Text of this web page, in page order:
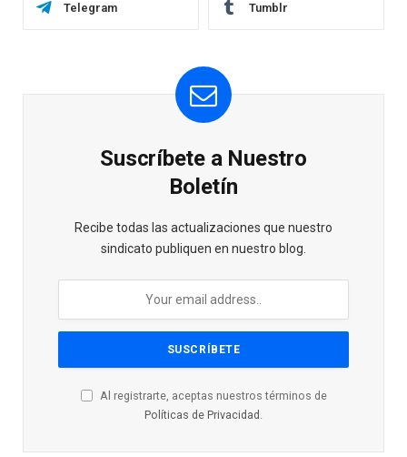
Telegram Tumblr
Suscríbete a Nuestro
Boletín
Recibe todas las actualizaciones que nuestro
sindicato publiquen en nuestro blog.
Al registrarte, aceptas nuestros términos de
Políticas de Privacidad